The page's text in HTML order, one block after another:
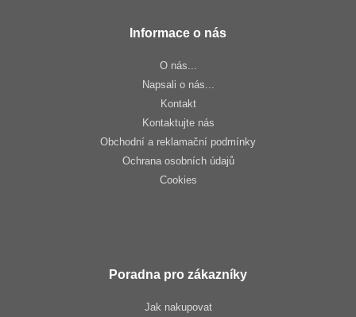
Informace o nás
O nás...
Napsali o nás...
Kontakt
Kontaktujte nás
Obchodní a reklamační podmínky
Ochrana osobních údajů
Cookies
Poradna pro zákazníky
Jak nakupovat